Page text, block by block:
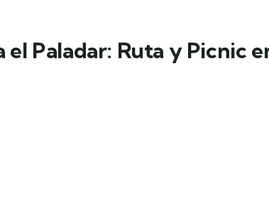
el Paladar: Ruta y Picnic